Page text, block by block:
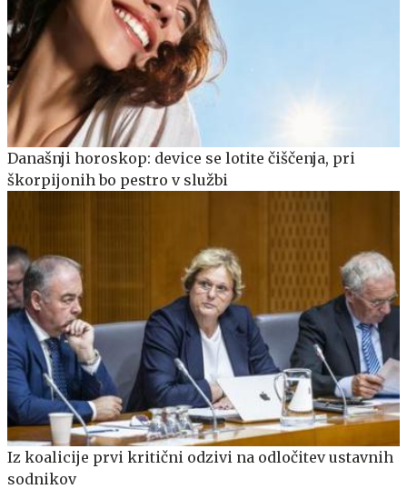
Današnji horoskop: device se lotite čiščenja, pri
škorpijonih bo pestro v službi
Iz koalicije prvi kritični odzivi na odločitev ustavnih
sodnikov